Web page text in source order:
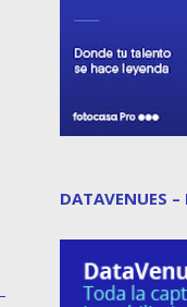
DATAVENUES